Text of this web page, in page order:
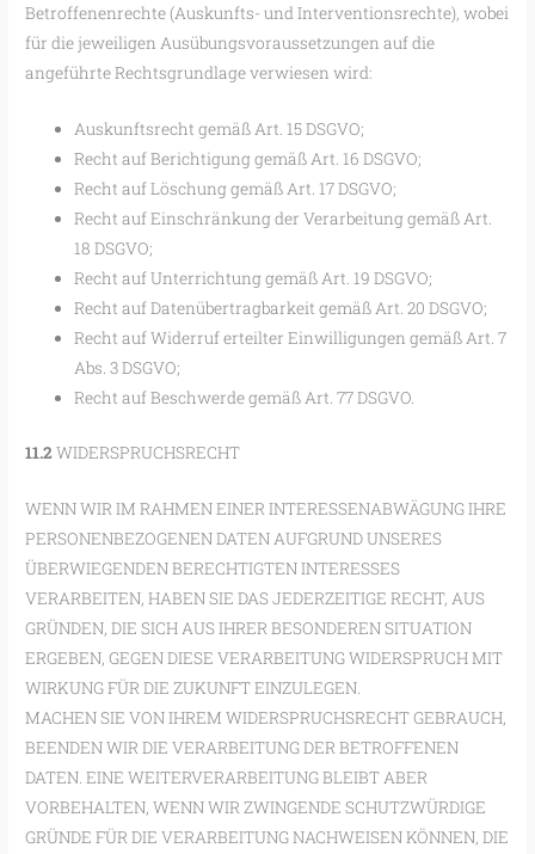
Betroffenenrechte (Auskunfts- und Interventionsrechte), wobei
für die jeweiligen Ausübungsvoraussetzungen auf die
angeführte Rechtsgrundlage verwiesen wird:
Auskunftsrecht gemäß Art. 15 DSGVO;
Recht auf Berichtigung gemäß Art. 16 DSGVO;
Recht auf Löschung gemäß Art. 17 DSGVO;
Recht auf Einschränkung der Verarbeitung gemäß Art.
18 DSGVO;
Recht auf Unterrichtung gemäß Art. 19 DSGVO;
Recht auf Datenübertragbarkeit gemäß Art. 20 DSGVO;
Recht auf Widerruf erteilter Einwilligungen gemäß Art. 7
Abs. 3 DSGVO;
Recht auf Beschwerde gemäß Art. 77 DSGVO.
11.2 WIDERSPRUCHSRECHT
WENN WIR IM RAHMEN EINER INTERESSENABWÄGUNG IHRE
PERSONENBEZOGENEN DATEN AUFGRUND UNSERES
ÜBERWIEGENDEN BERECHTIGTEN INTERESSES
VERARBEITEN, HABEN SIE DAS JEDERZEITIGE RECHT, AUS
GRÜNDEN, DIE SICH AUS IHRER BESONDEREN SITUATION
ERGEBEN, GEGEN DIESE VERARBEITUNG WIDERSPRUCH MIT
WIRKUNG FÜR DIE ZUKUNFT EINZULEGEN.
MACHEN SIE VON IHREM WIDERSPRUCHSRECHT GEBRAUCH,
BEENDEN WIR DIE VERARBEITUNG DER BETROFFENEN
DATEN. EINE WEITERVERARBEITUNG BLEIBT ABER
VORBEHALTEN, WENN WIR ZWINGENDE SCHUTZWÜRDIGE
GRÜNDE FÜR DIE VERARBEITUNG NACHWEISEN KÖNNEN, DIE